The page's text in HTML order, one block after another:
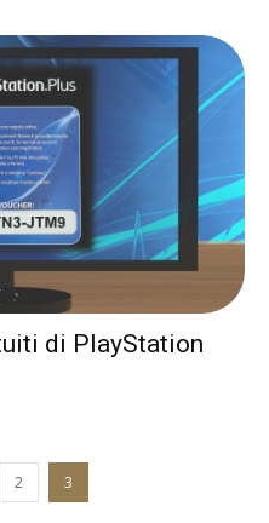
di PlayStation
2 3